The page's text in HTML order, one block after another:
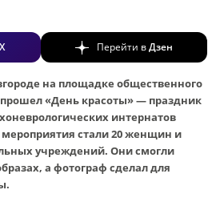
Перейти вДзен
на площадке общественного
прошел «День красоты» — праздник
интернатов
стали 20 женщин и
учреждений. Они смогли
а фотограф сделал для